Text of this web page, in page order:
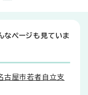
なページも見ていま
古屋市若者自立支